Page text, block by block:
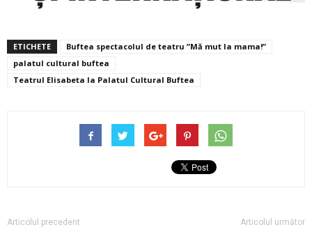
ETICHETE
Buftea spectacolul de teatru ”Mă mut la mama!”
palatul cultural buftea
Teatrul Elisabeta la Palatul Cultural Buftea
Articolul precedent Articolul următor